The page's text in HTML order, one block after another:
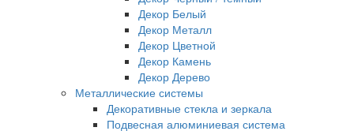
Декор Белый
Декор Металл
Декор Цветной
Декор Камень
Декор Дерево
Металлические системы
Декоративные стекла и зеркала
Подвесная алюминиевая система